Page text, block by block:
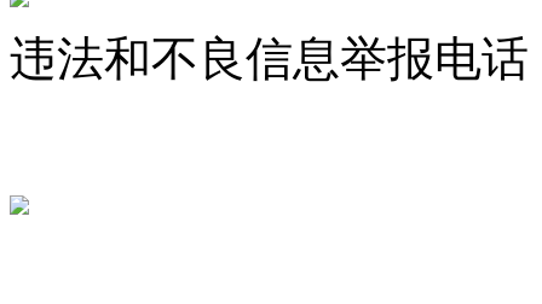
违法和不良信息举报电